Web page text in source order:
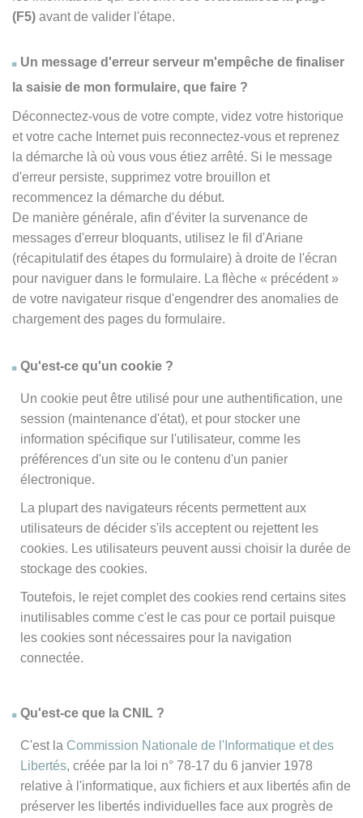
(F5) avant de valider l'étape.
Un message d'erreur serveur m'empêche de finaliser
la saisie de mon formulaire, que faire ?
Déconnectez-vous de votre compte, videz votre historique
et votre cache Internet puis reconnectez-vous et reprenez
la démarche là où vous vous étiez arrêté. Si le message
d'erreur persiste, supprimez votre brouillon et
recommencez la démarche du début.
De manière générale, afin d'éviter la survenance de
messages d'erreur bloquants, utilisez le fil d'Ariane
(récapitulatif des étapes du formulaire) à droite de l'écran
pour naviguer dans le formulaire. La flèche « précédent »
de votre navigateur risque d'engendrer des anomalies de
chargement des pages du formulaire.
Qu'est-ce qu'un cookie ?
Un cookie peut être utilisé pour une authentification, une
session (maintenance d'état), et pour stocker une
information spécifique sur l'utilisateur, comme les
préférences d'un site ou le contenu d'un panier
électronique.
La plupart des navigateurs récents permettent aux
utilisateurs de décider s'ils acceptent ou rejettent les
cookies. Les utilisateurs peuvent aussi choisir la durée de
stockage des cookies.
Toutefois, le rejet complet des cookies rend certains sites
inutilisables comme c'est le cas pour ce portail puisque
les cookies sont nécessaires pour la navigation
connectée.
Qu'est-ce que la CNIL ?
C'est la Commission Nationale de l'Informatique et des
Libertés, créée par la loi n° 78-17 du 6 janvier 1978
relative à l'informatique, aux fichiers et aux libertés afin de
préserver les libertés individuelles face aux progrès de